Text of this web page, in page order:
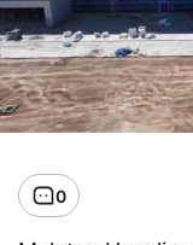
0